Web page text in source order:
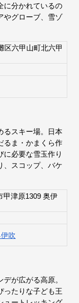
に分かれているの
やグローブ、雪ゾ
区六甲山町北六甲
るスキー場。日本
るま・かまくら作
に必要な雪玉作り
、スコップ、バケ
甲津原1309 奥伊
吹
が広がる高原。
ったりな子ども王